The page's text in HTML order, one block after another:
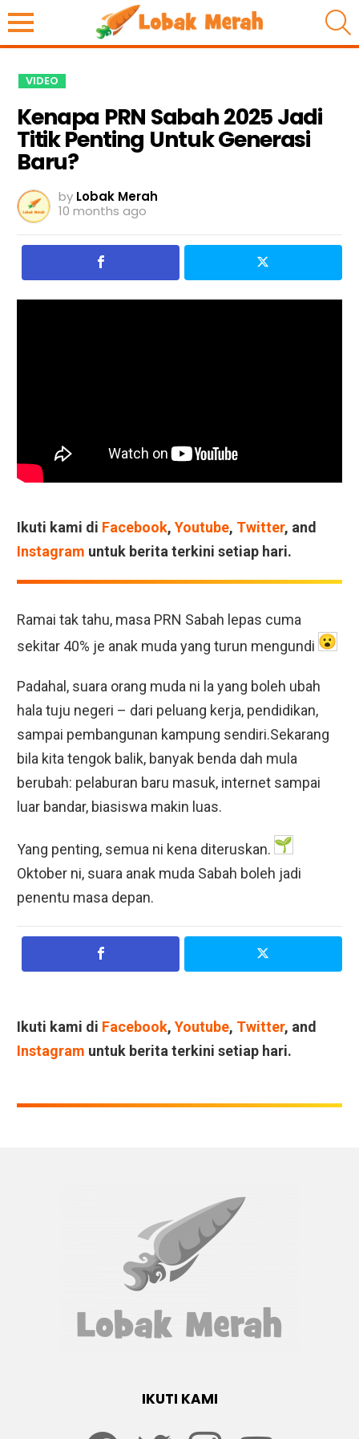
VIDEO
Kenapa PRN Sabah 2025 Jadi
Titik Penting Untuk Generasi
Baru?
by Lobak Merah
10 months ago
Ikuti kami di Facebook,Youtube, Twitter, and
Instagram untuk berita terkini setiap hari.
Ramai tak tahu, masa PRN Sabah lepas cuma
sekitar 40% je anak muda yang turun mengundi
Padahal, suara orang muda ni la yang boleh ubah
hala tuju negeri – dari peluang kerja, pendidikan,
sampai pembangunan kampung sendiri.Sekarang
bila kita tengok balik, banyak benda dah mula
berubah: pelaburan baru masuk, internet sampai
luar bandar, biasiswa makin luas.
Yang penting, semua ni kena diteruskan.
Oktober ni, suara anak muda Sabah boleh jadi
penentu masa depan.
Ikuti kami di Facebook,Youtube, Twitter, and
Instagram untuk berita terkini setiap hari.
IKUTI KAMI